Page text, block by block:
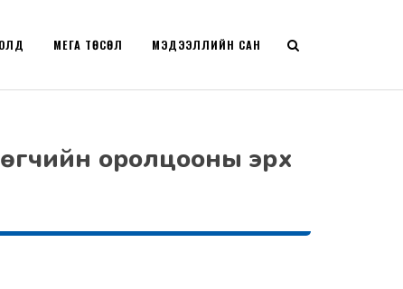
МЭДЭЭЛЛИЙН САН
МЕГА ТӨСӨЛ
оролцооны эрх